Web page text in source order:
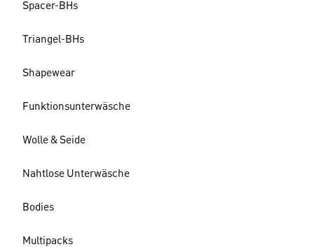
Spacer-BHs
Triangel-BHs
Shapewear
Funktionsunterwäsche
Wolle & Seide
Nahtlose Unterwäsche
Bodies
Multipacks